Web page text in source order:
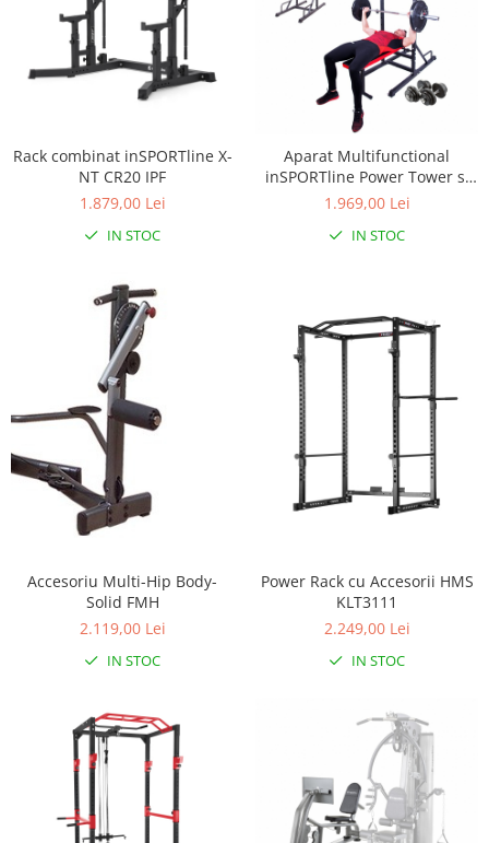
Rack combinat inSPORTline X-
NT CR20 IPF
1.879,00 Lei
IN STOC
Aparat Multifunctional
inSPORTline Power Tower si
Set Gantere 3-50 kg
1.969,00 Lei
IN STOC
Accesoriu Multi-Hip Body-
Solid FMH
2.119,00 Lei
IN STOC
Power Rack cu Accesorii HMS
KLT3111
2.249,00 Lei
IN STOC